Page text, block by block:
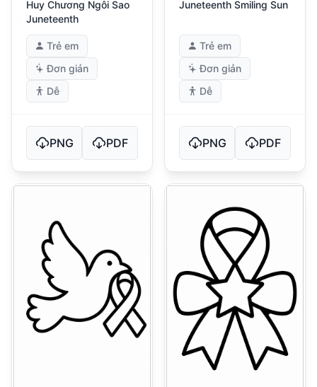
Huy Chương Ngôi Sao
Juneteenth
Trẻ em
Đơn giản
Dễ
PNG PDF
Juneteenth Smiling Sun
Trẻ em
Đơn giản
Dễ
PNG PDF